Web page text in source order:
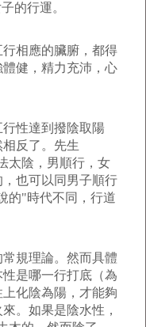
的行運。
相應的臟腑，都得
健，精力充沛，心
性達到撥陰取陽
反了。先生
太陰，男順行，女
也可以同男子順行
的"時代不同，行道
常規理論。然而具體
是哪一行打底（為
化陰為陽，才能夠
。如果是陰水性，